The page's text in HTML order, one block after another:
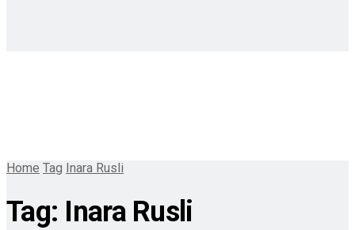
Home Tag Inara Rusli
Tag: Inara Rusli